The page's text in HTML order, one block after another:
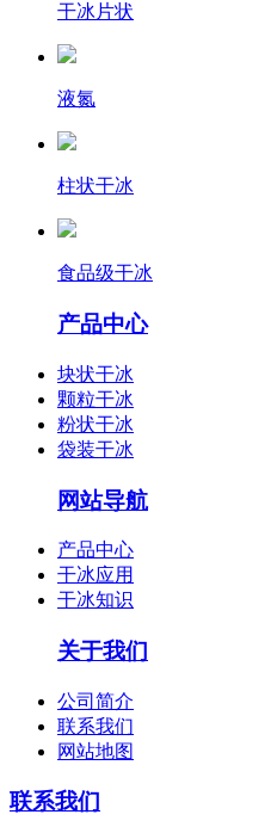
干冰片状
液氮
柱状干冰
食品级干冰
产品中心
块状干冰
颗粒干冰
粉状干冰
袋装干冰
网站导航
产品中心
干冰应用
干冰知识
关于我们
公司简介
联系我们
网站地图
联系我们